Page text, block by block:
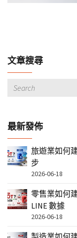
文章搜尋
最新發佈
旅遊業如何
步
2026-06-18
零售業如何
LINE 數據
2026-06-18